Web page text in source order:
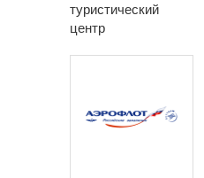
туристический
центр